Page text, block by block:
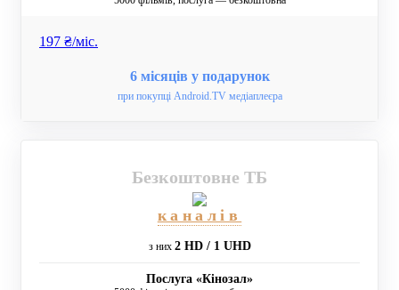
197 ₴/мiс.
6 місяців у подарунок
при покупці Android.TV медіаплеєра
Безкоштовне ТБ
каналів
з них 2 HD / 1 UHD
Послуга «Кінозал»